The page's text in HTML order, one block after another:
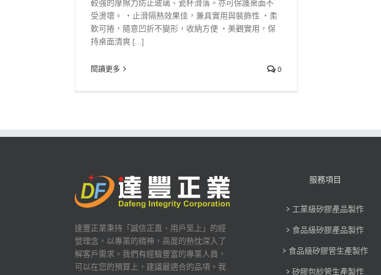
較強的摩擦力防止玻璃、瓷杯滑落。亦可保護桌面不
受燙壞。 ‧止滑隔熱效果佳，兼具實用與裝飾性 ‧柔
軟可捲，隨意凹折不變形，收納方便 ‧美觀實用，保
持桌面清爽 [...]
閱讀更多 0
達豐正業秉持「誠信正直、用戶至上」的經
營理念，以專業的精神，高度的熱忱深入了
解客戶需求。我們有經驗豐富的專業人員，
可以在您的預算上，建議最適合的品項。我
服務項目
> 工業級矽膠產品製作
> 食品級矽膠產品製作
> 食品級矽膠管生產製作
> 矽膠包紗管生產製作